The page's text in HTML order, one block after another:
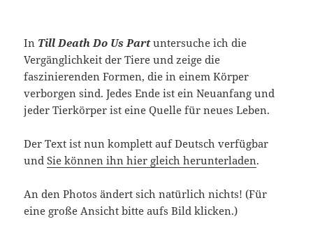
In Till Death Do Us Partuntersuche ich die
Vergänglichkeit der Tiere und zeige die
faszinierenden Formen, die in einem Körper
verborgen sind. Jedes Ende ist ein Neuanfang und
jeder Tierkörper ist eine Quelle für neues Leben.
Der Text ist nun komplett auf Deutsch verfügbar
undSie können ihn hier gleich herunterladen.
An den Photos ändert sich natürlich nichts! (Für
eine große Ansicht bitte aufs Bild klicken.)